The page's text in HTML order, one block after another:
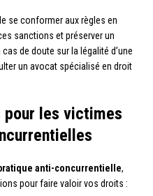
se conformer aux règles en
sanctions et préserver un
de doute sur la légalité d’une
un avocat spécialisé en droit
pour les victimes
anti-concurrentielle,
pour faire valoir vos droits :